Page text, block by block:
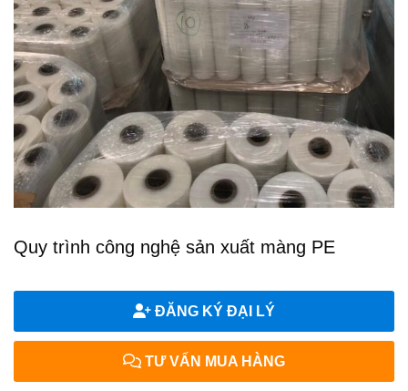
Quy trình công nghệ sản xuất màng PE
ĐĂNG KÝ ĐẠI LÝ
TƯ VẤN MUA HÀNG